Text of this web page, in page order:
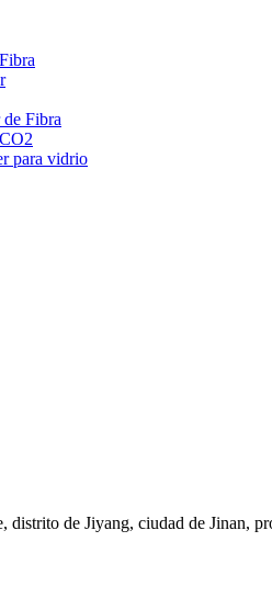
Fibra
para vidrio
distrito de Jiyang, ciudad de Jinan,